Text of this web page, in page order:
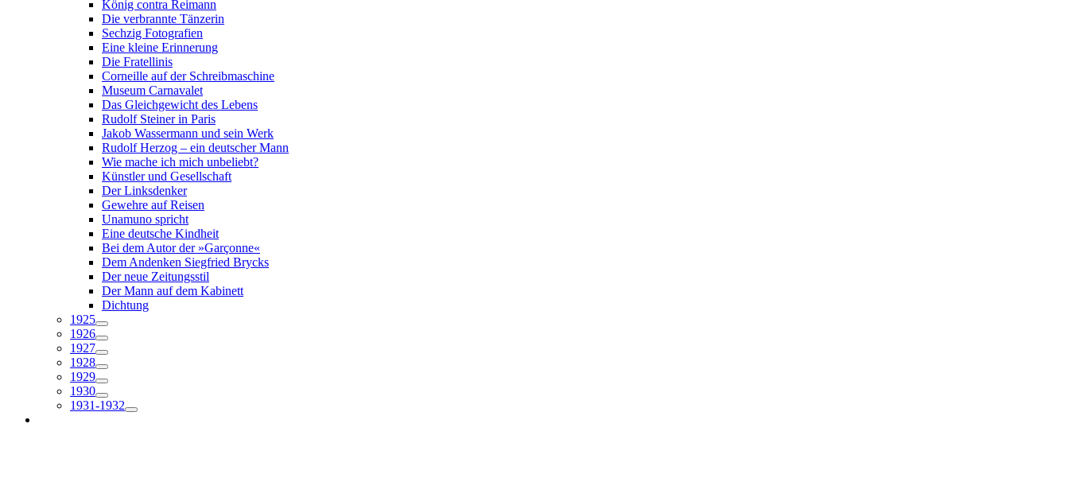
König contra Reimann
Die verbrannte Tänzerin
Sechzig Fotografien
Eine kleine Erinnerung
Die Fratellinis
Corneille auf der Schreibmaschine
Museum Carnavalet
Das Gleichgewicht des Lebens
Rudolf Steiner in Paris
Jakob Wassermann und sein Werk
Rudolf Herzog – ein deutscher Mann
Wie mache ich mich unbeliebt?
Künstler und Gesellschaft
Der Linksdenker
Gewehre auf Reisen
Unamuno spricht
Eine deutsche Kindheit
Bei dem Autor der »Garçonne«
Dem Andenken Siegfried Brycks
Der neue Zeitungsstil
Der Mann auf dem Kabinett
Dichtung
1925
1926
1927
1928
1929
1930
1931-1932